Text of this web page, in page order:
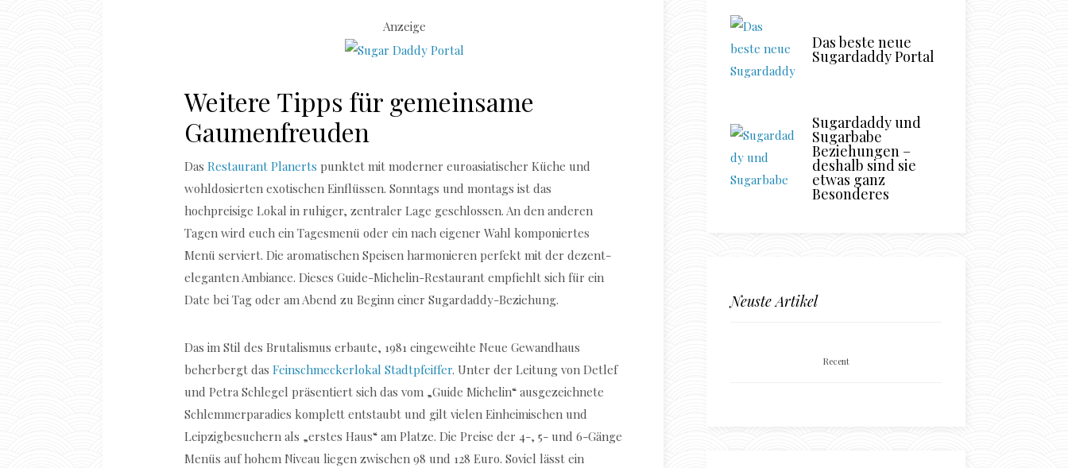
Anzeige
Weitere Tipps für gemeinsame
Gaumenfreuden
DasRestaurant Planerts punktet mit moderner euroasiatischer Küche und
wohldosierten exotischen Einflüssen. Sonntags und montags ist das
hochpreisige Lokal in ruhiger, zentraler Lage geschlossen. An den anderen
Tagen wird euch ein Tagesmenü oder ein nach eigener Wahl komponiertes
Menü serviert. Die aromatischen Speisen harmonieren perfekt mit der dezent-
eleganten Ambiance. Dieses Guide-Michelin-Restaurant empfiehlt sich für ein
Date bei Tag oder am Abend zu Beginn einer Sugardaddy-Beziehung.
Das im Stil des Brutalismus erbaute, 1981 eingeweihte Neue Gewandhaus
beherbergt dasFeinschmeckerlokal Stadtpfeiffer. Unter der Leitung von Detlef
und Petra Schlegel präsentiert sich das vom „Guide Michelin“ ausgezeichnete
Schlemmerparadies komplett entstaubt und gilt vielen Einheimischen und
Leipzigbesuchern als „erstes Haus“ am Platze. Die Preise der 4-, 5- und 6-Gänge
Menüs auf hohem Niveau liegen zwischen 98 und 128 Euro. Soviel lässt ein
Das beste neue
Sugardaddy Portal
Sugardaddy und
Sugarbabe
Beziehungen –
deshalb sind sie
etwas ganz
Besonderes
Neuste Artikel
Recent